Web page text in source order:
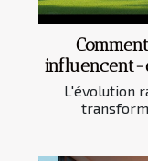
influencent-
L'évolution